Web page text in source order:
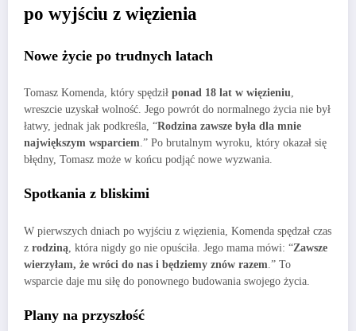
po wyjściu z więzienia
Nowe życie po trudnych latach
Tomasz Komenda, który spędził ponad 18 lat w więzieniu,
wreszcie uzyskał wolność. Jego powrót do normalnego życia nie był
łatwy, jednak jak podkreśla, “Rodzina zawsze była dla mnie
największym wsparciem.” Po brutalnym wyroku, który okazał się
błędny, Tomasz może w końcu podjąć nowe wyzwania.
Spotkania z bliskimi
W pierwszych dniach po wyjściu z więzienia, Komenda spędzał czas
z rodziną , która nigdy go nie opuściła. Jego mama mówi: “Zawsze
wierzyłam, że wróci do nas i będziemy znów razem .” To
wsparcie daje mu siłę do ponownego budowania swojego życia.
Plany na przyszłość